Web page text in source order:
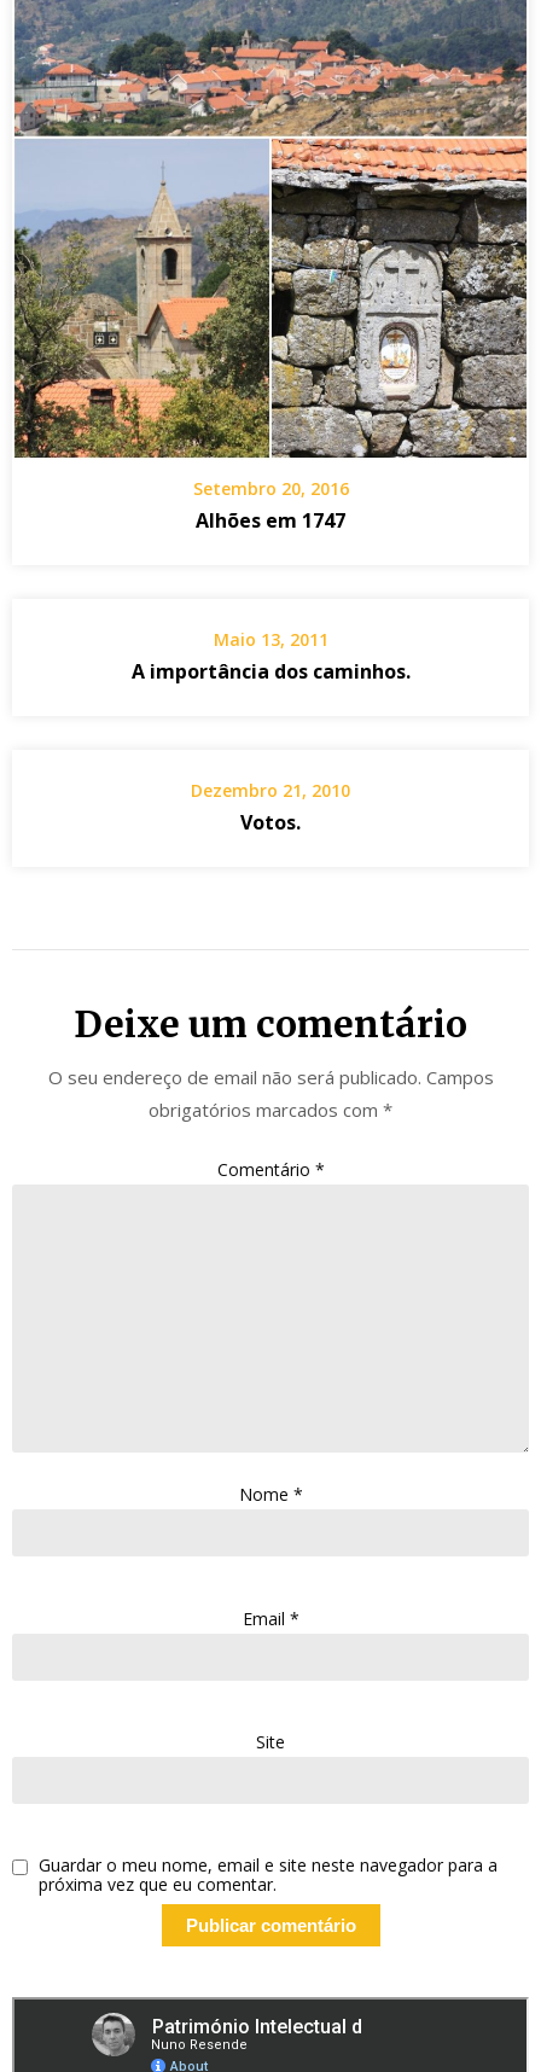
Setembro 20, 2016
Alhões em 1747
Maio 13, 2011
A importância dos caminhos.
Dezembro 21, 2010
Votos.
Deixe um comentário
O seu endereço de email não será publicado. Campos
obrigatórios marcados com *
Comentário *
Nome *
Email *
Site
Guardar o meu nome, email e site neste navegador para a
próxima vez que eu comentar.